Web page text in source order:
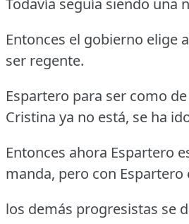
Todavía seguía siendo una
Entonces el gobierno elige
ser regente.
Espartero para ser como
Cristina ya no está, se ha
Entonces ahora Espartero
manda, pero con Espartero
los demás progresistas se